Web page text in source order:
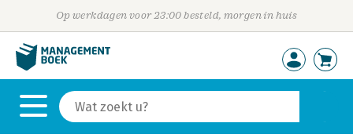
Op werkdagen voor 23:00 besteld, morgen in huis